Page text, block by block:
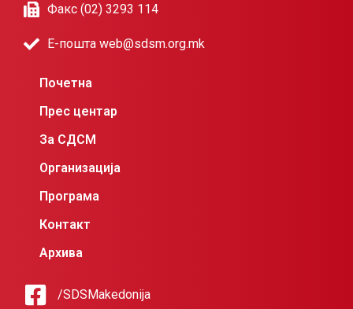
Факс (02) 3293 114
Е-пошта web@sdsm.org.mk
Почетна
Прес центар
За СДСМ
Организација
Програма
Контакт
Архива
/SDSMakedonija